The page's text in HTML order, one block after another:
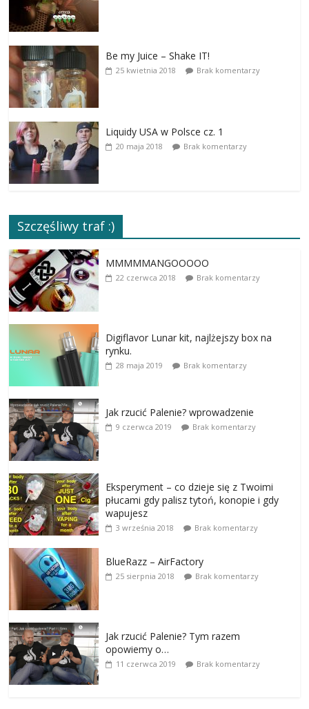
Be my Juice – Shake IT!
25 kwietnia 2018 Brak komentarzy
Liquidy USA w Polsce cz. 1
20 maja 2018 Brak komentarzy
Szczęśliwy traf :)
MMMMMANGOOOOO
22 czerwca 2018 Brak komentarzy
Digiflavor Lunar kit, najlżejszy box na
rynku.
28 maja 2019 Brak komentarzy
Jak rzucić Palenie? wprowadzenie
9 czerwca 2019 Brak komentarzy
Eksperyment – co dzieje się z Twoimi
płucami gdy palisz tytoń, konopie i gdy
wapujesz
3 września 2018 Brak komentarzy
BlueRazz – AirFactory
25 sierpnia 2018 Brak komentarzy
Jak rzucić Palenie? Tym razem
opowiemy o…
11 czerwca 2019 Brak komentarzy